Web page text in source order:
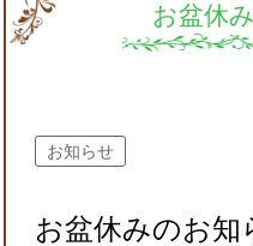
お盆休
お知らせ
お盆休みのお